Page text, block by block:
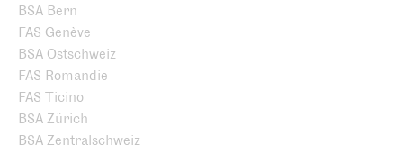
BSA Bern
FAS Genève
BSA Ostschweiz
FAS Romandie
FAS Ticino
BSA Zürich
BSA Zentralschweiz